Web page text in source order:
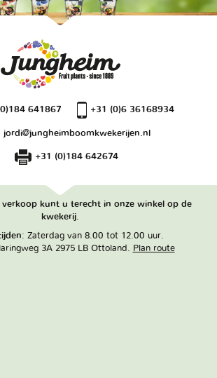
641867 +31 (0)6 36168934
jordi@jungheimboomkwekerijen.nl
+31 (0)184 642674
kunt u terecht in onze winkel op de
kwekerij.
: Zaterdag van 8.00 tot 12.00 uur.
3A 2975 LB Ottoland. Plan route